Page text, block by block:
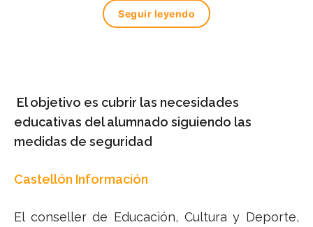
Seguir leyendo
El objetivo es cubrir las necesidades
educativas del alumnado siguiendo las
medidas de seguridad
Castellón Información
El conseller de Educación, Cultura y Deporte,